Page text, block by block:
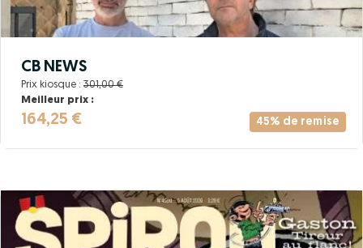
45% de remise
CB NEWS
Prix kiosque : 301,00 €
Meilleur prix :
164,25 €